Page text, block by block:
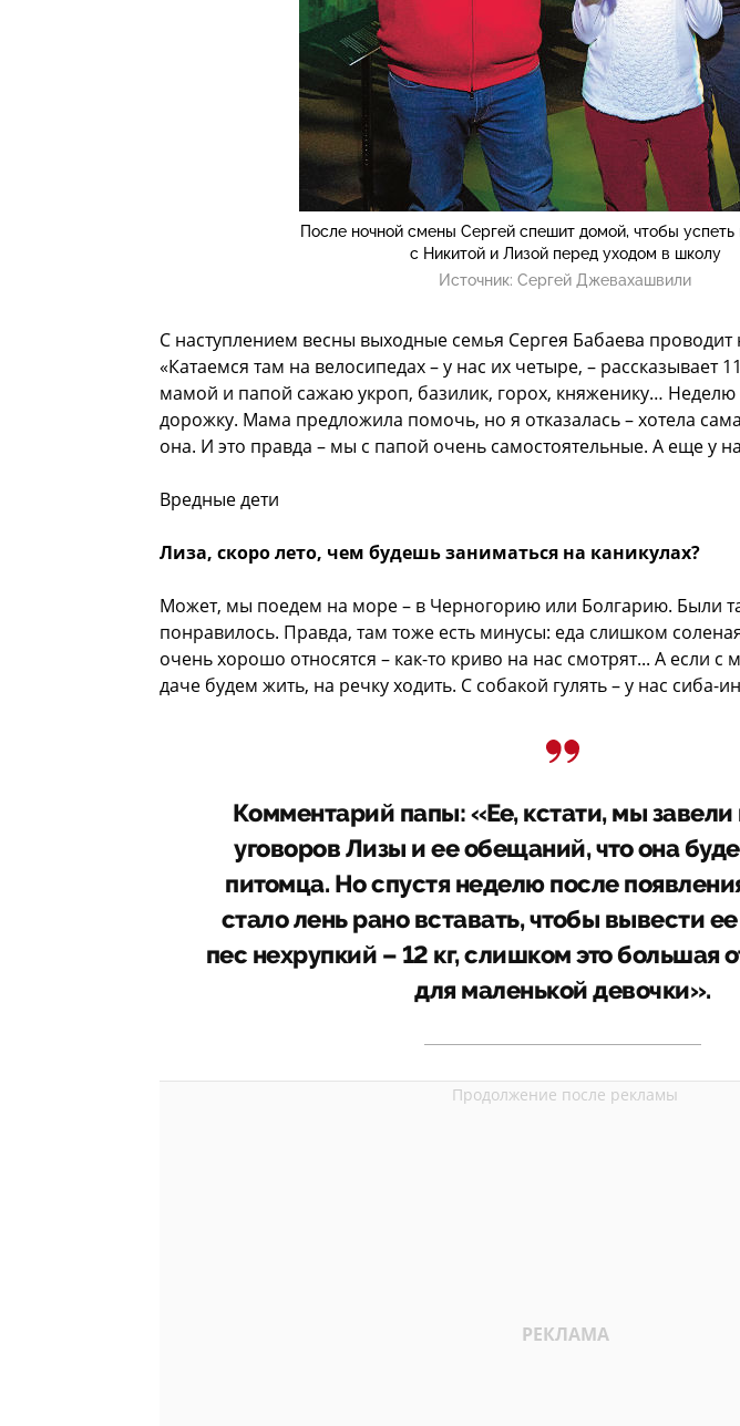
После ночной смены Сергей спешит домой, чтобы успеть
с Никитой и Лизой перед уходом в школу
Источник: Сергей Джевахашвили
С наступлением весны выходные семья Сергея Бабаева
«Катаемся там на велосипедах – у нас их четыре, – рассказывает
мамой и папой сажаю укроп, базилик, горох, княженику…
дорожку. Мама предложила помочь, но я отказалась – хотела
она. И это правда – мы с папой очень самостоятельные. А еще у
Вредные дети
Лиза, скоро лето, чем будешь заниматься на каникулах?
Может, мы поедем на море – в Черногорию или Болгарию. Были
понравилось. Правда, там тоже есть минусы: еда слишком
очень хорошо относятся – как-то криво на нас смотрят... А если с
даче будем жить, на речку ходить. С собакой гулять – у нас сиба-
Комментарий папы: «Ее, кстати, мы завели
уговоров Лизы и ее обещаний, что она
питомца. Но спустя неделю после
стало лень рано вставать, чтобы вывести
пес нехрупкий – 12 кг, слишком это большая
для маленькой девочки».